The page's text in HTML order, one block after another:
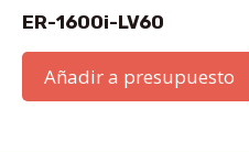
ER-1600i-LV60
Añadir a presupuesto